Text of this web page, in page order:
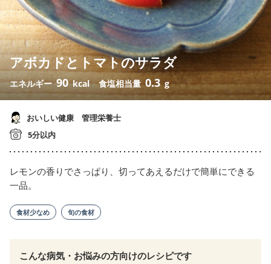
アボカドとトマトのサラダ
エネルギー90 kcal 食塩相当量 0.3 g
おいしい健康 管理栄養士
5分以内
レモンの香りでさっぱり、切ってあえるだけで簡単にできる
一品。
食材少なめ 旬の食材
こんな病気・お悩みの方向けのレシピです